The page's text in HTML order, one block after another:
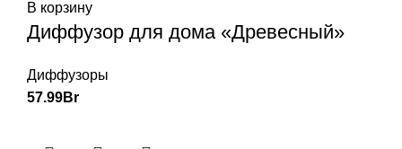
В корзину
Диффузор для дома «Древесный»
Диффузоры
57.99Br